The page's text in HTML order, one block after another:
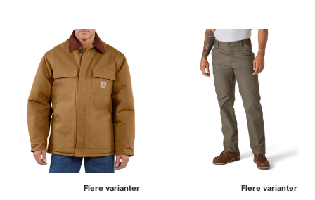
Flere varianter Flere varianter